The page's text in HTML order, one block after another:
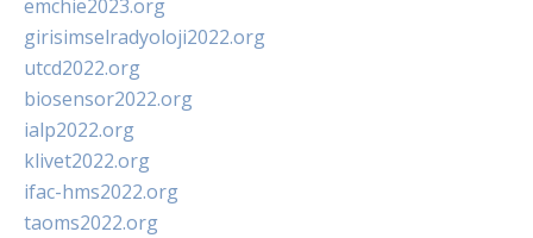
emchie2023.org
girisimselradyoloji2022.org
utcd2022.org
biosensor2022.org
ialp2022.org
klivet2022.org
ifac-hms2022.org
taoms2022.org